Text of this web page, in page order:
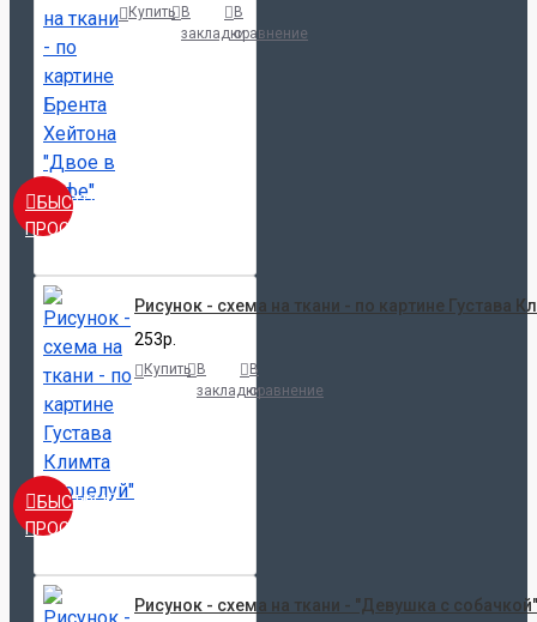
БЫСТРЫЙ
ПРОСМОТР
Купить В
закладки
В
сравнение
БЫСТРЫЙ
ПРОСМОТР
Рисунок - схема на ткани - по картине Густава
253р.
Купить В
закладки
В
сравнение
Рисунок - схема на ткани - "Девушка с собачкой"